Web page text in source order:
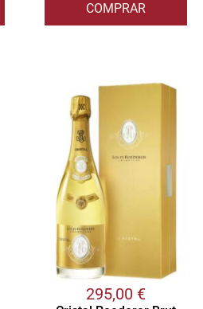
COMPRAR
295,00 €